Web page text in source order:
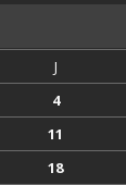
J
4
11
18